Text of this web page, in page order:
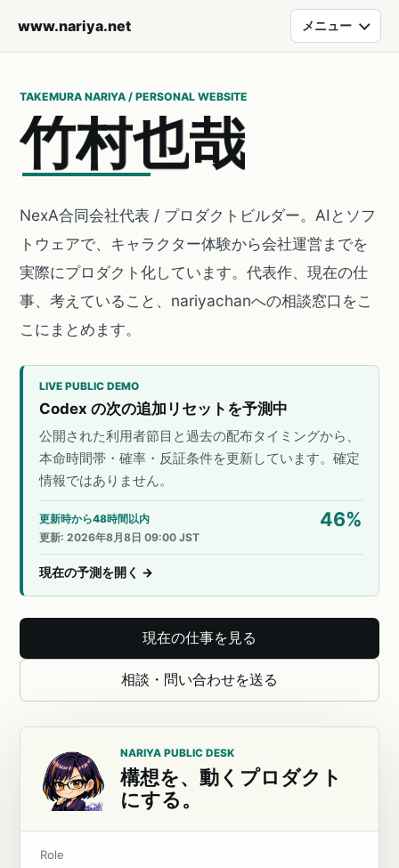
www.nariya.net メニュー
TAKEMURA NARIYA / PERSONAL WEBSITE
竹村也哉
NexA合同会社代表 / プロダクトビルダー。AIとソフ
トウェアで、キャラクター体験から会社運営までを
実際にプロダクト化しています。代表作、現在の仕
事、考えていること、nariyachanへの相談窓口をこ
こにまとめます。
LIVE PUBLIC DEMO
Codex の次の追加リセットを予測中
公開された利用者節目と過去の配布タイミングから、
本命時間帯・確率・反証条件を更新しています。確定
情報ではありません。
更新時から48時間以内 46%
更新:2026年8月8日 09:00 JST
現在の予測を開く →
現在の仕事を見る
相談・問い合わせを送る
NARIYA PUBLIC DESK
構想を、動くプロダクト
にする。
Role